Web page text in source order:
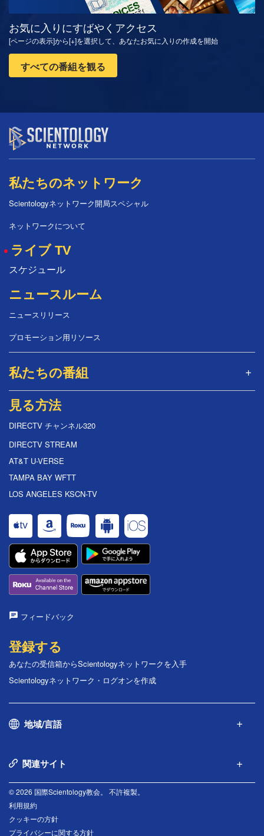
お気に入りにすばやくアクセス
[ページの表示]から[+]を選択して、あなたお気に入りの作成を開始
すべての番組を観る
私たちのネットワーク
Scientologyネットワーク開局スペシャル
ネットワークについて
ライブ TV
スケジュール
ニュースルーム
ニュースリリース
プロモーション用リソース
私たちの番組
見る方法
DIRECTV チャンネル320
DIRECTV STREAM
AT&T U-VERSE
TAMPA BAY WFTT
LOS ANGELES KSCN-TV
フィードバック
登録する
あなたの受信箱からScientologyネットワークを入手
Scientologyネットワーク・ログオンを作成
地域/言語
関連サイト
© 2026 国際Scientology教会。 不許複製。
利用規約
クッキーの方針
プライバシーに関する方針